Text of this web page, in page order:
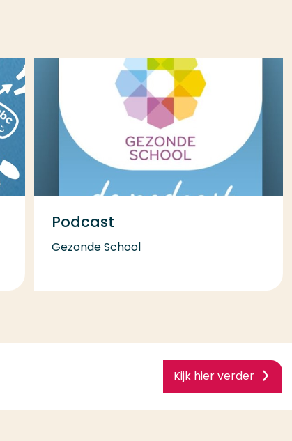
Podcast
Gezonde School
Kijk hier verder